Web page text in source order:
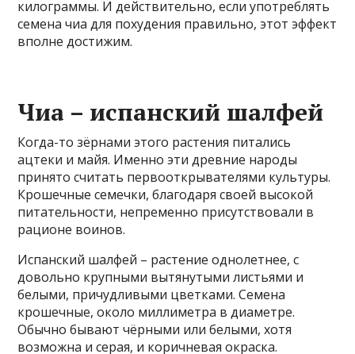
килограммы. И действительно, если употреблять
семена чиа для похудения правильно, этот эффект
вполне достижим.
Чиа – испанский шалфей
Когда-то зёрнами этого растения питались
ацтеки и майя. Именно эти древние народы
принято считать первооткрывателями культуры.
Крошечные семечки, благодаря своей высокой
питательности, непременно присутствовали в
рационе воинов.
Испанский шалфей – растение однолетнее, с
довольно крупными вытянутыми листьями и
белыми, причудливыми цветками. Семена
крошечные, около миллиметра в диаметре.
Обычно бывают чёрными или белыми, хотя
возможна и серая, и коричневая окраска.